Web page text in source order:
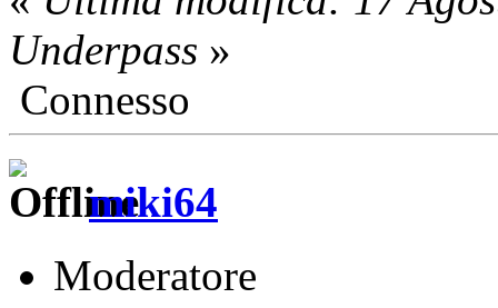
Underpass »
Connesso
miki64
Moderatore